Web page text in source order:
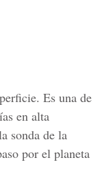
Es una de
en alta
sonda de la
por el planeta